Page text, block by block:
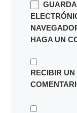
HAGA UN
RECIBIR